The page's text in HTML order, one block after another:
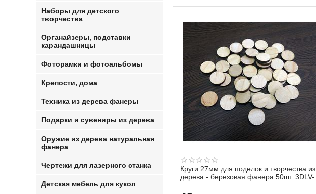
Круги 27мм для поделок и творчества из
дерева - березовая фанера 50шт. 3DLV-
Наборы для детского
творчества
Органайзеры, подставки
карандашницы
Фоторамки и фотоальбомы
Крепости, дома
Техника из дерева фанеры
Подарки и сувениры из дерева
Оружие из дерева натуральная
фанера
Чертежи для лазерного станка
Детская мебель для кукол